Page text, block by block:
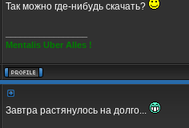
Так можно где-нибудь скачать?
Mentalis Uber Alles !
Завтра растянулось на долго...